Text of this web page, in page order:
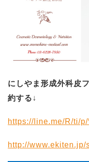
にしやま形成外科皮
約する ↓
https://line.me/R/ti/
http://www.ekiten.jp/